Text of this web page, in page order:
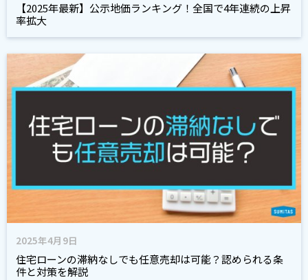
【2025年最新】公示地価ランキング！全国で4年連続の上昇
率拡大
2025年4月9日
住宅ローンの滞納なしでも任意売却は可能？認められる条
件と対策を解説